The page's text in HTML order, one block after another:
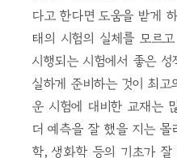
다고 한다면 도움을 받게
태의 시험의 실체를 모르
시행되는 시험에서 좋은
실하게 준비하는 것이 최고
운 시험에 대비한 교재는
더 예측을 잘 했을 지는 몰
학, 생화학 등의 기초가 잘